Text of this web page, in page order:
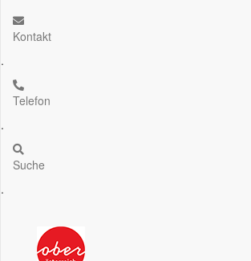
Kontakt
.
Telefon
.
Suche
.